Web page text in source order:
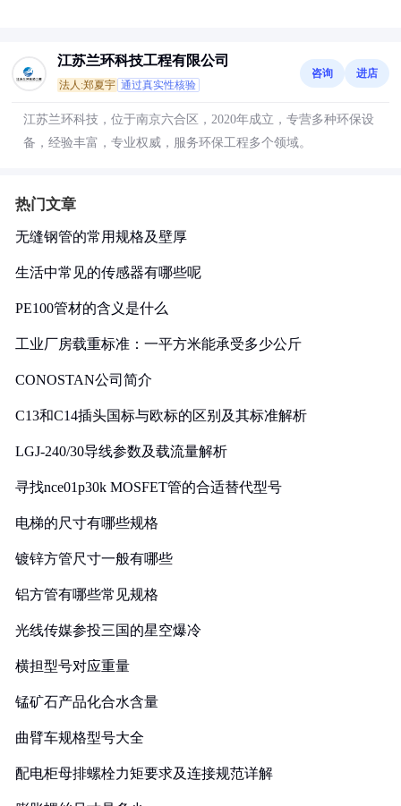
江苏兰环科技工程有限公司
法人:郑夏宇 通过真实性核验
咨询 进店
江苏兰环科技，位于南京六合区，2020年成立，专营多种环保设
备，经验丰富，专业权威，服务环保工程多个领域。
热门文章
无缝钢管的常用规格及壁厚
生活中常见的传感器有哪些呢
PE100管材的含义是什么
工业厂房载重标准：一平方米能承受多少公斤
CONOSTAN公司简介
C13和C14插头国标与欧标的区别及其标准解析
LGJ-240/30导线参数及载流量解析
寻找nce01p30k MOSFET管的合适替代型号
电梯的尺寸有哪些规格
镀锌方管尺寸一般有哪些
铝方管有哪些常见规格
光线传媒参投三国的星空爆冷
横担型号对应重量
锰矿石产品化合水含量
曲臂车规格型号大全
配电柜母排螺栓力矩要求及连接规范详解